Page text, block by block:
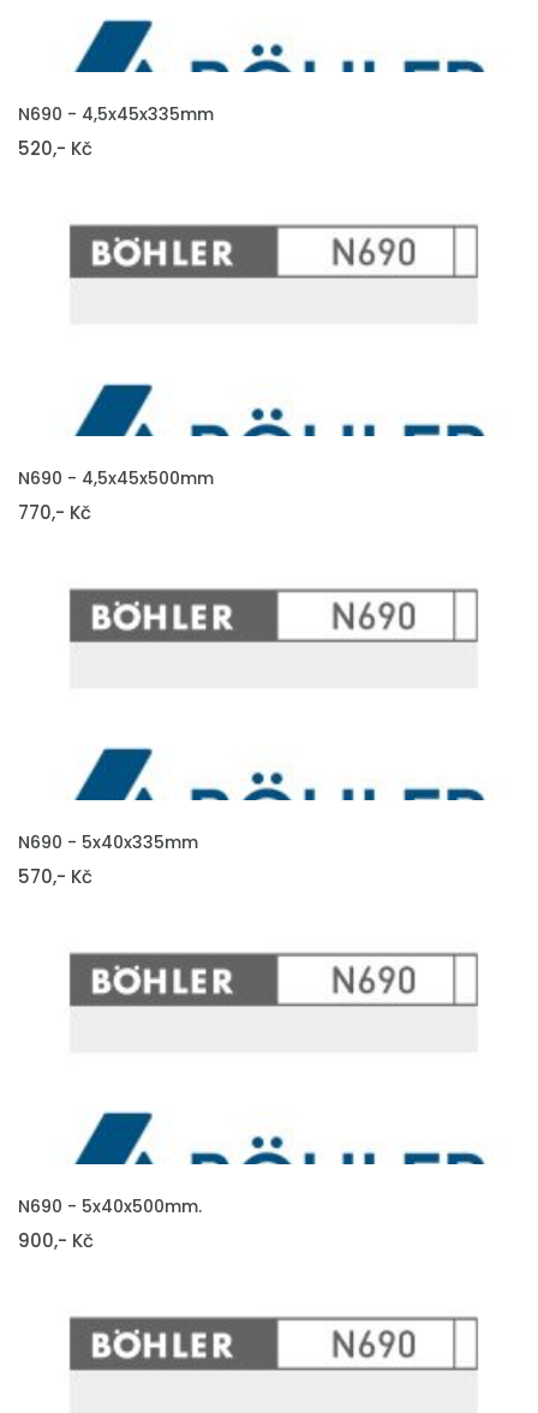
VLOŽIT DO KOŠÍKU
N690 - 4,5x45x335mm
520,- Kč
VLOŽIT DO KOŠÍKU
N690 - 4,5x45x500mm
770,- Kč
VLOŽIT DO KOŠÍKU
N690 - 5x40x335mm
570,- Kč
VLOŽIT DO KOŠÍKU
N690 - 5x40x500mm.
900,- Kč